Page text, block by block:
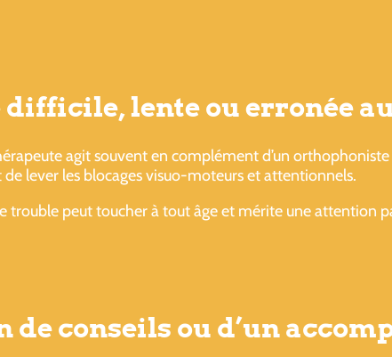
difficile, lente ou erronée
agit souvent en complément d’un orthophoniste
de lever les blocages visuo-moteurs et attentionnels.
trouble peut toucher à tout âge et mérite une attention
de conseils ou d’un